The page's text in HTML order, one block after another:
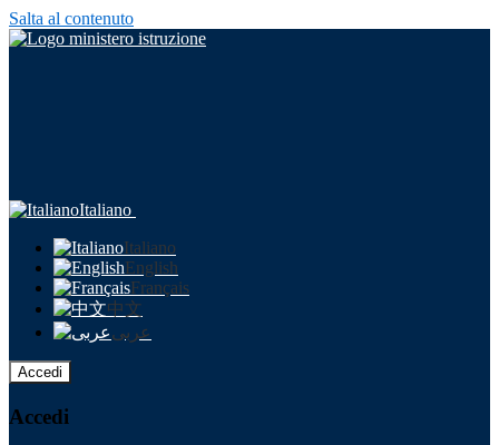
Salta al contenuto
Italiano
Italiano
English
Français
中文
عربى
Accedi
Accedi